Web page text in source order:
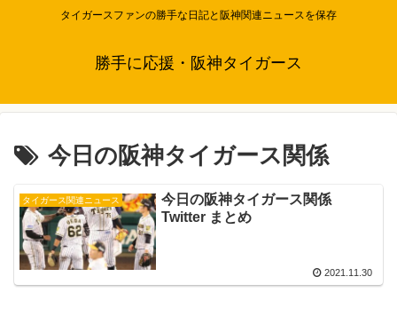
タイガースファンの勝手な日記と阪神関連ニュースを保存
勝手に応援・阪神タイガース
今日の阪神タイガース関係
タイガース関連ニュース
今日の阪神タイガース関係
Twitter まとめ
2021.11.30